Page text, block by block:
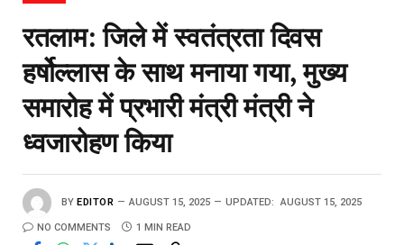
रतलाम: जिले में स्वतंत्रता दिवस
हर्षोल्लास के साथ मनाया गया, मुख्य
समारोह में प्रभारी मंत्री मंत्री ने
ध्वजारोहण किया
BY EDITOR AUGUST 15, 2025 UPDATED: AUGUST 15, 2025
NO COMMENTS 1 MIN READ